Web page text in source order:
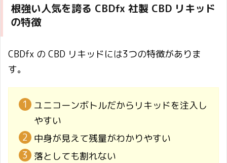
根強い人気を誇る CBDfx 社製 CBD リキッド
の特徴
CBDfx の CBD リキッドには3つの特徴がありま
す。
ユニコーンボトルだからリキッドを注入し
やすい
中身が見えて残量がわかりやすい
落としても割れない